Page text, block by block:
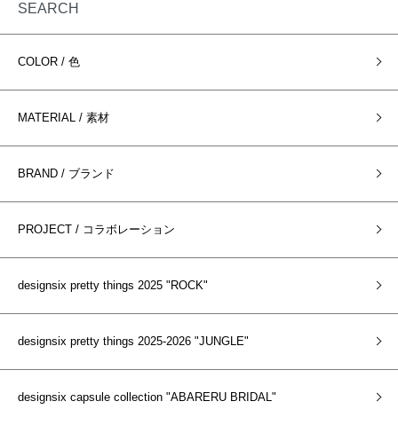
SEARCH
COLOR / 色
MATERIAL / 素材
BRAND / ブランド
PROJECT / コラボレーション
designsix pretty things 2025 "ROCK"
designsix pretty things 2025-2026 "JUNGLE"
designsix capsule collection "ABARERU BRIDAL"